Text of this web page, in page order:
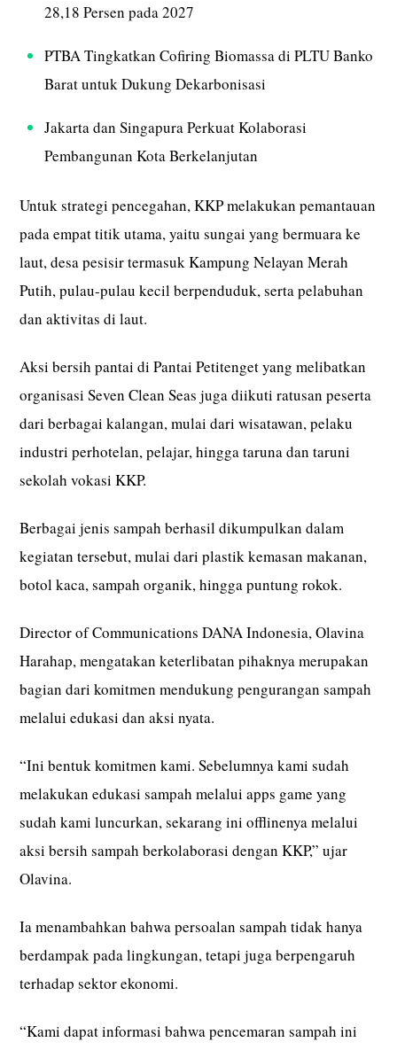
28,18 Persen pada 2027
PTBA Tingkatkan Cofiring Biomassa di PLTU Banko
Barat untuk Dukung Dekarbonisasi
Jakarta dan Singapura Perkuat Kolaborasi
Pembangunan Kota Berkelanjutan
Untuk strategi pencegahan, KKP melakukan pemantauan
pada empat titik utama, yaitu sungai yang bermuara ke
laut, desa pesisir termasuk Kampung Nelayan Merah
Putih, pulau-pulau kecil berpenduduk, serta pelabuhan
dan aktivitas di laut.
Aksi bersih pantai di Pantai Petitenget yang melibatkan
organisasi Seven Clean Seas juga diikuti ratusan peserta
dari berbagai kalangan, mulai dari wisatawan, pelaku
industri perhotelan, pelajar, hingga taruna dan taruni
sekolah vokasi KKP.
Berbagai jenis sampah berhasil dikumpulkan dalam
kegiatan tersebut, mulai dari plastik kemasan makanan,
botol kaca, sampah organik, hingga puntung rokok.
Director of Communications DANA Indonesia, Olavina
Harahap, mengatakan keterlibatan pihaknya merupakan
bagian dari komitmen mendukung pengurangan sampah
melalui edukasi dan aksi nyata.
“Ini bentuk komitmen kami. Sebelumnya kami sudah
melakukan edukasi sampah melalui apps game yang
sudah kami luncurkan, sekarang ini offlinenya melalui
aksi bersih sampah berkolaborasi dengan KKP,” ujar
Olavina.
Ia menambahkan bahwa persoalan sampah tidak hanya
berdampak pada lingkungan, tetapi juga berpengaruh
terhadap sektor ekonomi.
“Kami dapat informasi bahwa pencemaran sampah ini